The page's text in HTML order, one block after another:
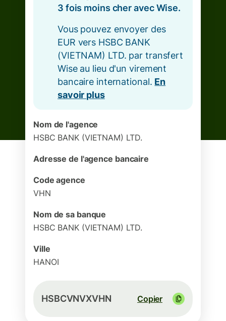
3 fois moins cher avec Wise.
Vous pouvez envoyer des
EUR vers HSBC BANK
(VIETNAM) LTD. par transfert
Wise au lieu d'un virement
bancaire international. En
savoir plus
Nom de l'agence
HSBC BANK (VIETNAM) LTD.
Adresse de l'agence bancaire
Code agence
VHN
Nom de sa banque
HSBC BANK (VIETNAM) LTD.
Ville
HANOI
HSBCVNVXVHN Copier